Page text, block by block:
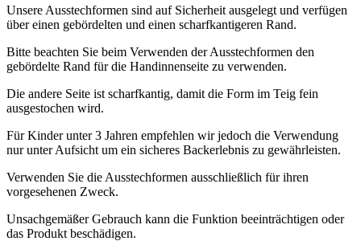
Unsere Ausstechformen sind auf Sicherheit ausgelegt und verfügen
über einen gebördelten und einen scharfkantigeren Rand.
Bitte beachten Sie beim Verwenden der Ausstechformen den
gebördelte Rand für die Handinnenseite zu verwenden.
Die andere Seite ist scharfkantig, damit die Form im Teig fein
ausgestochen wird.
Für Kinder unter 3 Jahren empfehlen wir jedoch die Verwendung
nur unter Aufsicht um ein sicheres Backerlebnis zu gewährleisten.
Verwenden Sie die Ausstechformen ausschließlich für ihren
vorgesehenen Zweck.
Unsachgemäßer Gebrauch kann die Funktion beeinträchtigen oder
das Produkt beschädigen.